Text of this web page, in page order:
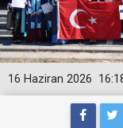
16 Haziran 2026